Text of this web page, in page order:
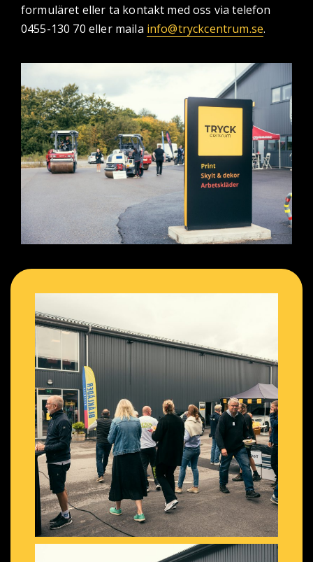
formuläret eller ta kontakt med oss via telefon
0455-130 70 eller maila info@tryckcentrum.se.